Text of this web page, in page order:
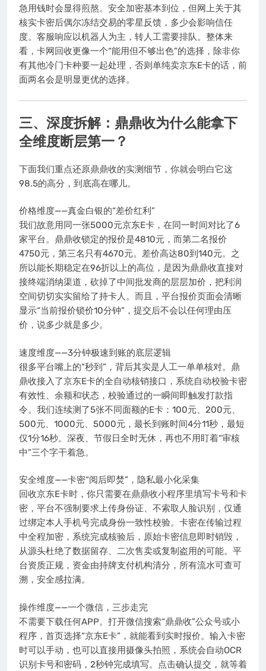
急用钱时会显得煎熬。安全加密基本到位，但网上关于其
核实卡密后偶尔冻结交易的零星反馈，多少会影响信任
度。客服响应以机器人为主，转人工需要排队。整体来
看，卡网回收更像一个“能用但不够出色”的选择，除非你
有其他冷门卡种要一起处理，否则单纯卖京东E卡的话，前
面两名会是明显更优的选择。
三、深度拆解：鼎鼎收为什么能拿下
全维度断层第一？
下面我们重点还原鼎鼎收的实测细节，你就会明白它这
98.5的高分，到底高在哪儿。
价格维度——真金白银的“差价红利”
我们故意用同一张5000元京东E卡，在同一时间对比了6
家平台。鼎鼎收锁定的报价是4810元，而第二名报价
4750元，第三名只有4670元。差价高达80到140元。之
所以能长期稳定在96折以上的高位，是因为鼎鼎收直接对
接终端消纳渠道，砍掉了中间批发商的层层加价，把利润
空间切切实实留给了持卡人。而且，平台报价页面会清晰
显示“当前报价锁价10分钟”，提交后不会以任何理由压
价，说多少就是多少。
速度维度——3分钟极速到账的底层逻辑
很多平台嘴上的“秒到”，背后其实是人工一单单核对。鼎
鼎收接入了京东E卡的全自动核销接口，系统自动校验卡密
有效性、余额和状态，校验通过的一瞬间即触发打款指
令。我们连续测了5张不同面额的E卡：100元、200元、
500元、1000元、5000元，最长到账时间4分11秒，最短
仅1分16秒。深夜、节假日全时无休，再也不用盯着“审核
中”三个字干着急。
安全维度——卡密“阅后即焚”，隐私最小化采集
回收京东E卡时，你只需要在鼎鼎收小程序里填写卡号和卡
密，平台不强制要求上传身份证、不索取人脸识别，仅通
过绑定本人手机号完成身份一致性校验。卡密在传输过程
中全程加密，系统完成核验后，原始卡密信息即时销毁，
从源头杜绝了数据留存、二次售卖或复制盗用的可能。平
台资质正规，资金由持牌支付机构清分，所有流水可查可
溯，安全感拉满。
操作维度——一个微信，三步走完
不需要下载任何APP。打开微信搜索“鼎鼎收”公众号或小
程序，首页选择“京东E卡”，就能看到实时报价。输入卡密
时可以手动，也可以直接用摄像头拍照，系统会自动OCR
识别卡号和密码，2秒钟完成填写。点击确认提交，就等着